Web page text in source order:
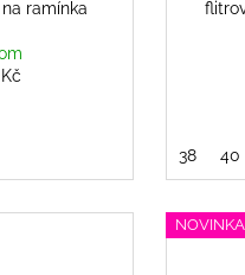
ramínka
38 40
NOVINKA